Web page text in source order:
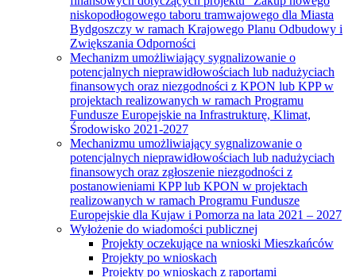
niskopodłogowego taboru tramwajowego dla Miasta
Bydgoszczy w ramach Krajowego Planu Odbudowy i
Zwiększania Odporności
Mechanizm umożliwiający sygnalizowanie o
potencjalnych nieprawidłowościach lub nadużyciach
finansowych oraz niezgodności z KPON lub KPP w
projektach realizowanych w ramach Programu
Fundusze Europejskie na Infrastrukturę, Klimat,
Środowisko 2021-2027
Mechanizmu umożliwiający sygnalizowanie o
potencjalnych nieprawidłowościach lub nadużyciach
finansowych oraz zgłoszenie niezgodności z
postanowieniami KPP lub KPON w projektach
realizowanych w ramach Programu Fundusze
Europejskie dla Kujaw i Pomorza na lata 2021 – 2027
Wyłożenie do wiadomości publicznej
Projekty oczekujące na wnioski Mieszkańców
Projekty po wnioskach
Projekty po wnioskach z raportami